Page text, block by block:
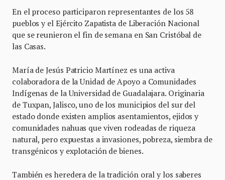
En el proceso participaron representantes de los 58
pueblos y el Ejército Zapatista de Liberación Nacional
que se reunieron el fin de semana en San Cristóbal de
las Casas.
María de Jesús Patricio Martínez es una activa
colaboradora de la Unidad de Apoyo a Comunidades
Indígenas de la Universidad de Guadalajara. Originaria
de Tuxpan, Jalisco, uno de los municipios del sur del
estado donde existen amplios asentamientos, ejidos y
comunidades nahuas que viven rodeadas de riqueza
natural, pero expuestas a invasiones, pobreza, siembra de
transgénicos y explotación de bienes.
También es heredera de la tradición oral y los saberes